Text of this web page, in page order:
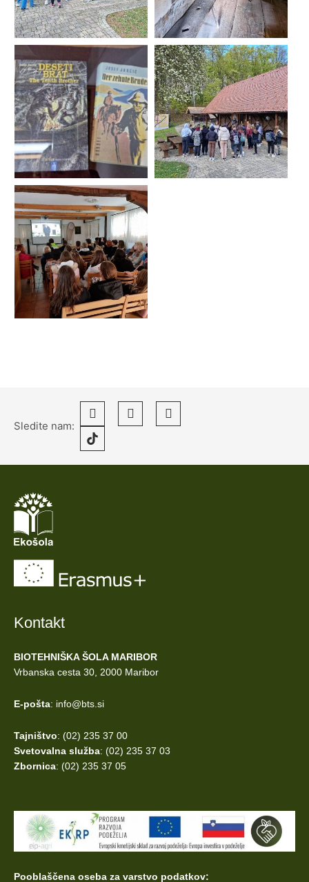
Sledite nam:
Kontakt
BIOTEHNIŠKA ŠOLA MARIBOR
Vrbanska cesta 30, 2000 Maribor
E-pošta: info@bts.si
Tajništvo: (02) 235 37 00
Svetovalna služba: (02) 235 37 03
Zbornica: (02) 235 37 05
Pooblaščena oseba za varstvo podatkov: